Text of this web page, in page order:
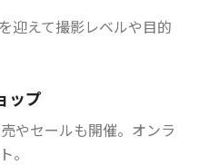
迎えて撮影レベルや目的
ップ
やセールも開催。オンラ
。